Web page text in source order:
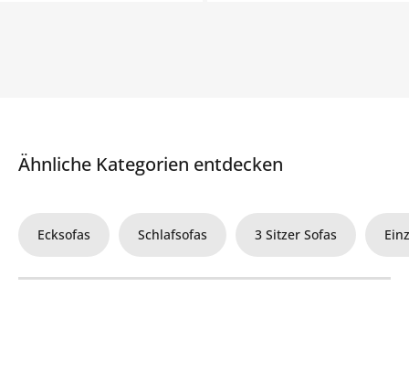
Ähnliche Kategorien entdecken
Ecksofas Schlafsofas 3 Sitzer Sofas